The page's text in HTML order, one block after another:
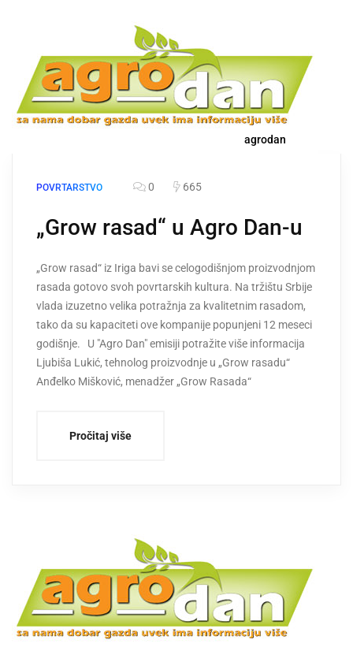
agrodan
POVRTARSTVO 0 665
„Grow rasad“ u Agro Dan-u
„Grow rasad“ iz Iriga bavi se celogodišnjom proizvodnjom
rasada gotovo svoh povrtarskih kultura. Na tržištu Srbije
vlada izuzetno velika potražnja za kvalitetnim rasadom,
tako da su kapaciteti ove kompanije popunjeni 12 meseci
godišnje. U "Agro Dan" emisiji potražite više informacija
Ljubiša Lukić, tehnolog proizvodnje u „Grow rasadu“
Anđelko Mišković, menadžer „Grow Rasada“
Pročitaj više